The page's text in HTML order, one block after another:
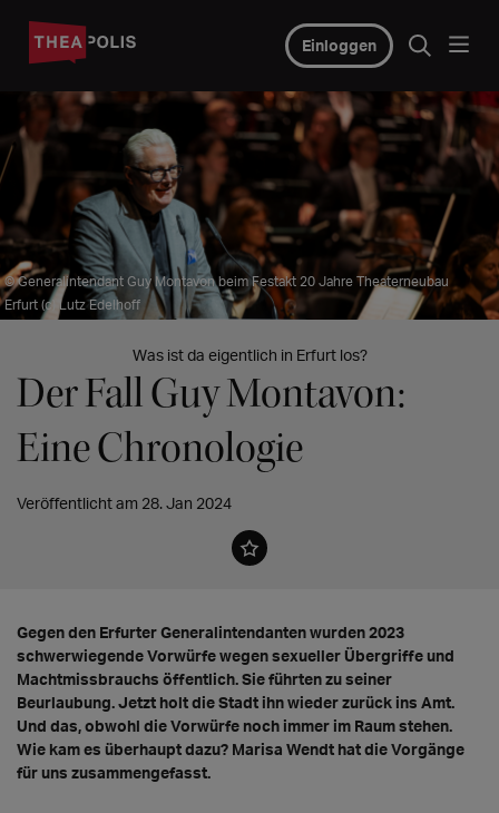
Einloggen
© Generalintendant Guy Montavon beim Festakt 20 Jahre Theaterneubau
Erfurt (c) Lutz Edelhoff
Was ist da eigentlich in Erfurt los?
Der Fall Guy Montavon:
Eine Chronologie
Veröffentlicht am 28. Jan 2024
Gegen den Erfurter Generalintendanten wurden 2023
schwerwiegende Vorwürfe wegen sexueller Übergriffe und
Machtmissbrauchs öffentlich. Sie führten zu seiner
Beurlaubung. Jetzt holt die Stadt ihn wieder zurück ins Amt.
Und das, obwohl die Vorwürfe noch immer im Raum stehen.
Wie kam es überhaupt dazu? Marisa Wendt hat die Vorgänge
für uns zusammengefasst.